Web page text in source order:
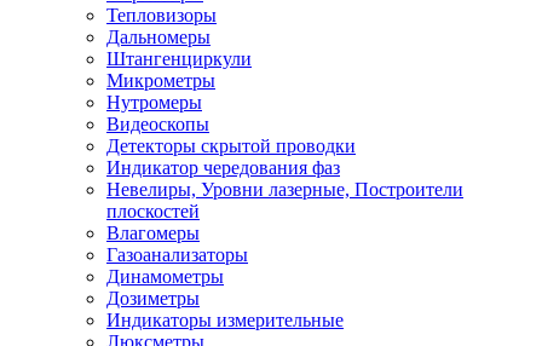
Тепловизоры
Дальномеры
Штангенциркули
Микрометры
Нутромеры
Видеоскопы
Детекторы скрытой проводки
Индикатор чередования фаз
Невелиры, Уровни лазерные, Построители
плоскостей
Влагомеры
Газоанализаторы
Динамометры
Дозиметры
Индикаторы измерительные
Люксметры